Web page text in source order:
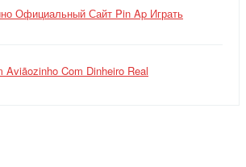
Официальный Сайт Pin Ap Играть
Aviãozinho Com Dinheiro Real